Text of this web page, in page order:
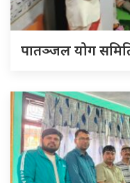
पातञ्जल योग